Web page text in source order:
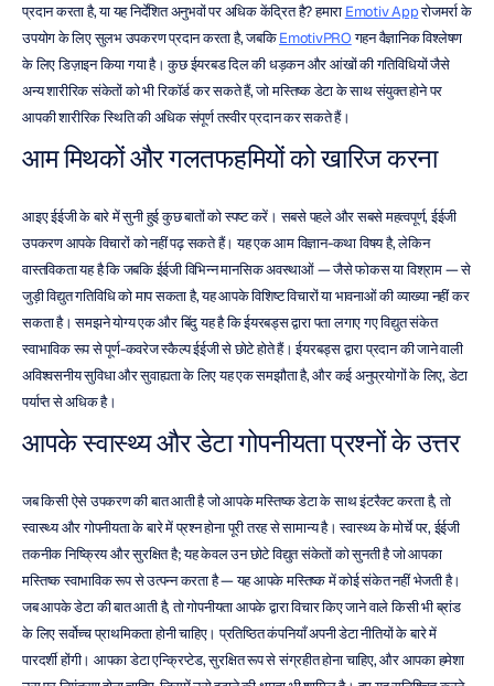
प्रदान करता है, या यह निर्देशित अनुभवों पर अधिक केंद्रित है? हमारा Emotiv App रोजमर्रा के
उपयोग के लिए सुलभ उपकरण प्रदान करता है, जबकि EmotivPRO गहन वैज्ञानिक विश्लेषण
के लिए डिज़ाइन किया गया है। कुछ ईयरबड दिल की धड़कन और आंखों की गतिविधियों जैसे
अन्य शारीरिक संकेतों को भी रिकॉर्ड कर सकते हैं, जो मस्तिष्क डेटा के साथ संयुक्त होने पर
आपकी शारीरिक स्थिति की अधिक संपूर्ण तस्वीर प्रदान कर सकते हैं।
आम मिथकों और गलतफहमियों को खारिज करना
आइए ईईजी के बारे में सुनी हुई कुछ बातों को स्पष्ट करें। सबसे पहले और सबसे महत्वपूर्ण, ईईजी
उपकरण आपके विचारों को नहीं पढ़ सकते हैं। यह एक आम विज्ञान-कथा विषय है, लेकिन
वास्तविकता यह है कि जबकि ईईजी विभिन्न मानसिक अवस्थाओं — जैसे फोकस या विश्राम — से
जुड़ी विद्युत गतिविधि को माप सकता है, यह आपके विशिष्ट विचारों या भावनाओं की व्याख्या नहीं कर
सकता है। समझने योग्य एक और बिंदु यह है कि ईयरबड्स द्वारा पता लगाए गए विद्युत संकेत
स्वाभाविक रूप से पूर्ण-कवरेज स्कैल्प ईईजी से छोटे होते हैं। ईयरबड्स द्वारा प्रदान की जाने वाली
अविश्वसनीय सुविधा और सुवाह्यता के लिए यह एक समझौता है, और कई अनुप्रयोगों के लिए, डेटा
पर्याप्त से अधिक है।
आपके स्वास्थ्य और डेटा गोपनीयता प्रश्नों के उत्तर
जब किसी ऐसे उपकरण की बात आती है जो आपके मस्तिष्क डेटा के साथ इंटरैक्ट करता है, तो
स्वास्थ्य और गोपनीयता के बारे में प्रश्न होना पूरी तरह से सामान्य है। स्वास्थ्य के मोर्चे पर, ईईजी
तकनीक निष्क्रिय और सुरक्षित है; यह केवल उन छोटे विद्युत संकेतों को सुनती है जो आपका
मस्तिष्क स्वाभाविक रूप से उत्पन्न करता है — यह आपके मस्तिष्क में कोई संकेत नहीं भेजती है।
जब आपके डेटा की बात आती है, तो गोपनीयता आपके द्वारा विचार किए जाने वाले किसी भी ब्रांड
के लिए सर्वोच्च प्राथमिकता होनी चाहिए। प्रतिष्ठित कंपनियाँ अपनी डेटा नीतियों के बारे में
पारदर्शी होंगी। आपका डेटा एन्क्रिप्टेड, सुरक्षित रूप से संग्रहीत होना चाहिए, और आपका हमेशा